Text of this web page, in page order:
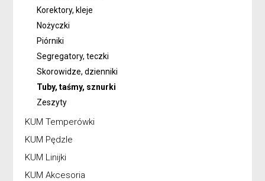
Korektory, kleje
Nożyczki
Piórniki
Segregatory, teczki
Skorowidze, dzienniki
Tuby, taśmy, sznurki
Zeszyty
KUM Temperówki
KUM Pędzle
KUM Linijki
KUM Akcesoria